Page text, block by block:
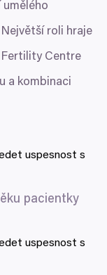
umělého
roli hraje
Fertility Centre
a kombinaci
pacientky